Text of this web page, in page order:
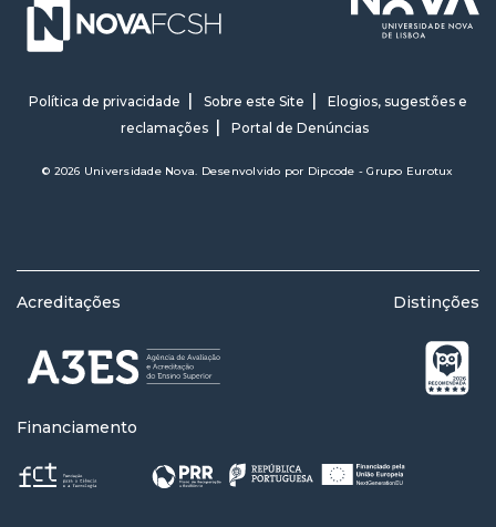
Política de privacidade Sobre este Site
Elogios, sugestões e
reclamações
Portal de Denúncias
© 2026 Universidade Nova. Desenvolvido por Dipcode - Grupo Eurotux
Acreditações Distinções
Financiamento